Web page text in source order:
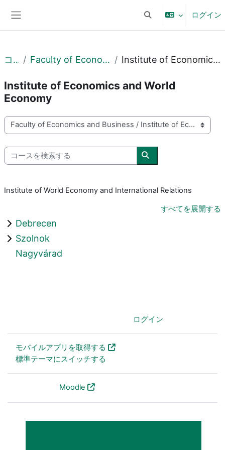
検索入力に切り替える
ログイン
コース Faculty of Economics and Business Institute of Economics and World Economy
Institute of Economics and World
Economy
コースカテゴリ
コースを検索する
コースを検索する
Institute of World Economy and International Relations
すべてを展開する
Debrecen
Szolnok
Nagyvárad
ログイン
モバイルアプリを取得する
標準テーマにスイッチする
Moodle